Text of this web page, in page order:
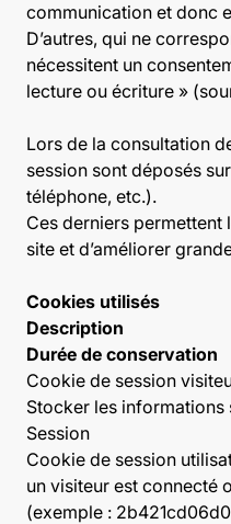
communication et donc
D’autres, qui ne
nécessitent un
lecture ou écriture »
Lors de la consultation
session sont déposés
téléphone, etc.).
Ces derniers
site et d’améliorer
Cookies utilisés
Description
Durée de conservation
Cookie de session
Stocker les informations
Session
Cookie de session
un visiteur est connecté
(exemple :